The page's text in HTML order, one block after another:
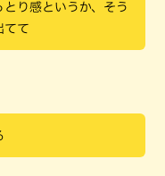
り感というか、そう
てて